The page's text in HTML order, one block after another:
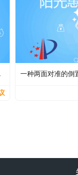
法
一种两面对准的倒